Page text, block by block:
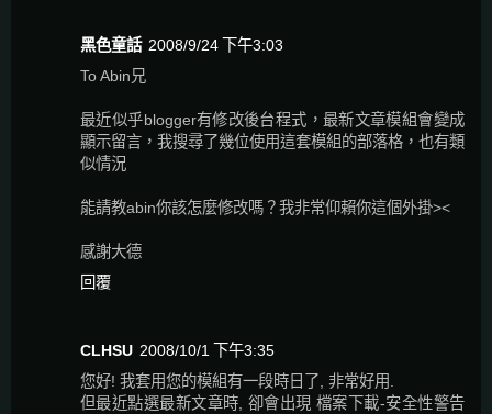
黑色童話 2008/9/24 下午3:03
To Abin兄
最近似乎blogger有修改後台程式，最新文章模組會變成
顯示留言，我搜尋了幾位使用這套模組的部落格，也有類
似情況
能請教abin你該怎麼修改嗎？我非常仰賴你這個外掛><
感謝大德
回覆
CLHSU 2008/10/1 下午3:35
您好! 我套用您的模組有一段時日了, 非常好用.
但最近點選最新文章時, 卻會出現 檔案下載-安全性警告